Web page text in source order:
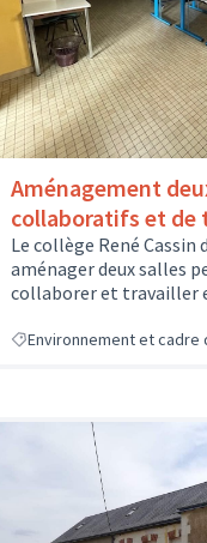
Aménagement
collaboratifs et de
Le collège René
aménager deux salles
collaborer et travailler
Environnement et cadre